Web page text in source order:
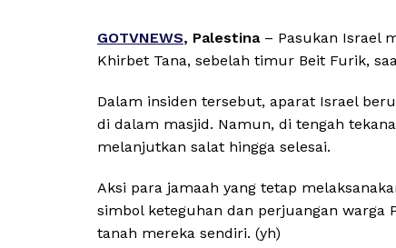
GOTVNEWS, Palestina– Pasukan Israel
Khirbet Tana, sebelah timur Beit Furik,
Dalam insiden tersebut, aparat Israel
di dalam masjid. Namun, di tengah
melanjutkan salat hingga selesai.
Aksi para jamaah yang tetap
simbol keteguhan dan perjuangan warga
tanah mereka sendiri. (yh)